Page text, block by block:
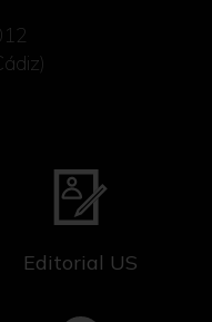
Editorial US